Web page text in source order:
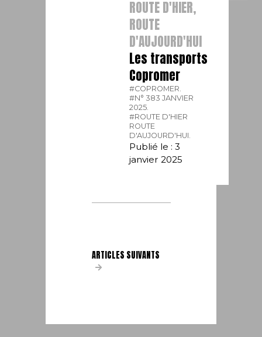
ROUTE D'HIER,
ROUTE
D'AUJOURD'HUI
Les transports
Copromer
#COPROMER.
#N° 383 JANVIER
2025.
#ROUTE D'HIER
ROUTE
D'AUJOURD'HUI.
Publié le : 3
janvier 2025
ARTICLES SUIVANTS